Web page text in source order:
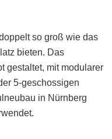
so groß wie das
bieten. Das
gestaltet, mit modularer
5-geschossigen
in Nürnberg